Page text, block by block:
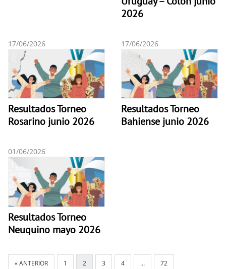
2026
17/06/2026
Resultados Torneo
Rosarino junio 2026
17/06/2026
Resultados Torneo
Bahiense junio 2026
01/06/2026
Resultados Torneo
Neuquino mayo 2026
« ANTERIOR 1 2 3 4 … 72